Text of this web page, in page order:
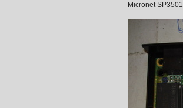
Micronet SP3501